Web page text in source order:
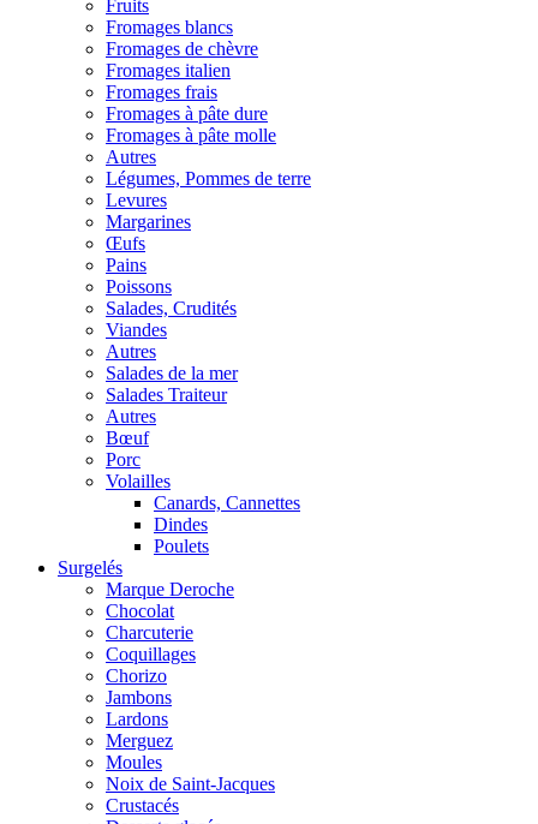
Fruits
Fromages blancs
Fromages de chèvre
Fromages italien
Fromages frais
Fromages à pâte dure
Fromages à pâte molle
Autres
Légumes, Pommes de terre
Levures
Margarines
Œufs
Pains
Poissons
Salades, Crudités
Viandes
Autres
Salades de la mer
Salades Traiteur
Autres
Bœuf
Porc
Volailles
Canards, Cannettes
Dindes
Poulets
Surgelés
Marque Deroche
Chocolat
Charcuterie
Coquillages
Chorizo
Jambons
Lardons
Merguez
Moules
Noix de Saint-Jacques
Crustacés